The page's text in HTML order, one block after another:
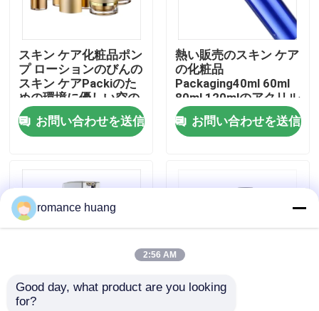
品質管理
お問い合わせ
化粧品の空気のないびん
化粧品のローションのびん
化粧品のクリーム色の瓶
スキン ケア化粧品ポン
プ ローションのびんの
スキン ケアPackiのた
めの環境に優しい空の
ローションのびん
お問い合わせを送信
熱い販売のスキン ケア
の化粧品
Packaging40ml 60ml
80ml 120mlのアクリル
のボディー クリームの
ローション ポンプびん
お問い合わせを送信
カスタマイズされた色
romance huang
2:56 AM
Good day, what product are you looking
for?